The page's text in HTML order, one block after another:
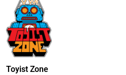
Toyist Zone